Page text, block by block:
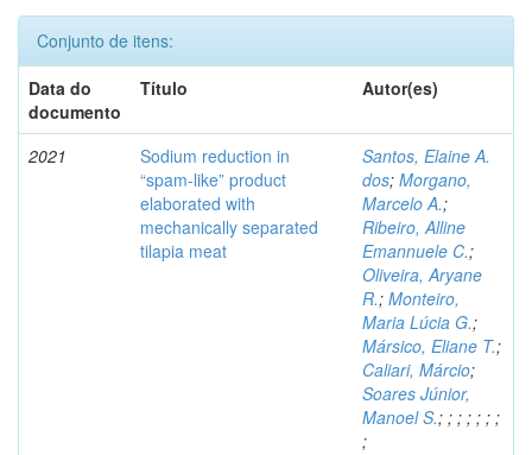
Conjunto de itens:
Data do
documento
Título Autor(es)
2021
Sodium reduction in
“spam-like” product
elaborated with
mechanically separated
tilapia meat
Santos, Elaine A.
dos; Morgano,
Marcelo A.;
Ribeiro, Alline
Emannuele C.;
Oliveira, Aryane
R.; Monteiro,
Maria Lúcia G.;
Mársico, Eliane T.;
Caliari, Márcio;
Soares Júnior,
Manoel S.; ; ; ; ; ; ;
;